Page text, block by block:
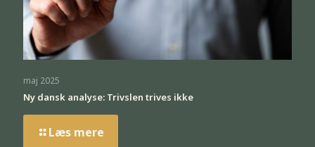
maj 2025
Ny dansk analyse: Trivslen trives ikke
Læs mere